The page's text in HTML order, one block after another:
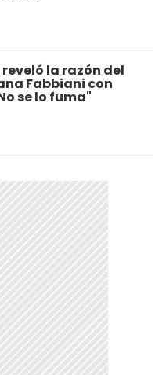
la razón del
Fabbiani con
se lo fuma"